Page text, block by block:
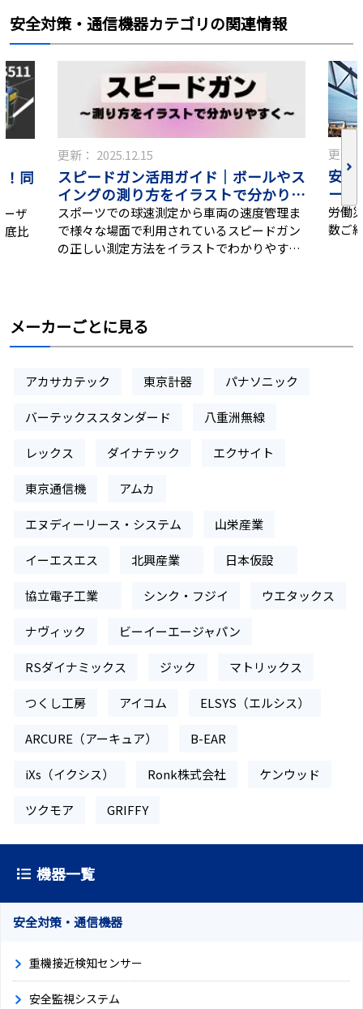
安全対策・通信機器カテゴリの関連情報
！同
ザ
底比
更新： 2025.12.15
スピードガン活用ガイド｜ボールやス
イングの測り方をイラストで分かりや
すく
スポーツでの球速測定から車両の速度管理ま
で様々な場面で利用されているスピードガン
の正しい測定方法をイラストでわかりやすく
更新
安全
ーン
労働
数ご
メーカーごとに見る
アカサカテック 東京計器 パナソニック
バーテックススタンダード 八重洲無線
レックス ダイナテック エクサイト
東京通信機 アムカ
エヌディーリース・システム 山栄産業
イーエスエス 北興産業 日本仮設
協立電子工業 シンク・フジイ ウエタックス
ナヴィック ビーイーエージャパン
RSダイナミックス ジック マトリックス
つくし工房 アイコム ELSYS（エルシス）
ARCURE（アーキュア） B-EAR
iXs（イクシス） Ronk株式会社 ケンウッド
ツクモア GRIFFY
機器一覧
安全対策・通信機器
重機接近検知センサー
安全監視システム